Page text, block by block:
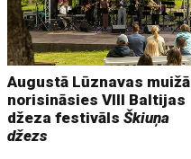
Augustā Lūznavas muižā
norisināsies VIII Baltijas
džeza festivālsŠkiuņa
džezs